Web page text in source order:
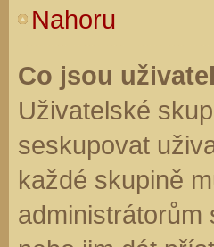
Nahoru
Co jsou
Uživatelské
seskupovat
každé skupině
administrátorům